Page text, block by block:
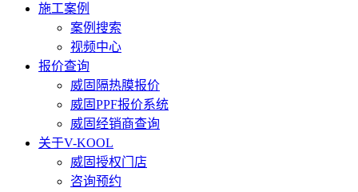
施工案例
案例搜索
视频中心
报价查询
威固隔热膜报价
威固PPF报价系统
威固经销商查询
关于V-KOOL
威固授权门店
咨询预约